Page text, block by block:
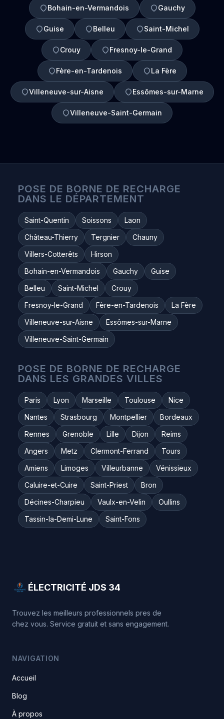
Bohain-en-Vermandois Gauchy
Guise Belleu Saint-Michel
Crouy Fresnoy-le-Grand
Fère-en-Tardenois La Fère
Villeneuve-sur-Aisne Essômes-sur-Marne
Villeneuve-Saint-Germain
POSE DE BORNE DE RECHARGE
DANS LE DÉPARTEMENT
Saint-Quentin Soissons
Laon
Château-Thierry
Tergnier
Chauny
Villers-Cotterêts
Hirson
Bohain-en-Vermandois
Gauchy
Guise
Belleu
Saint-Michel
Crouy
Fresnoy-le-Grand
Fère-en-Tardenois
La Fère
Villeneuve-sur-Aisne
Essômes-sur-Marne
Villeneuve-Saint-Germain
POSE DE BORNE DE RECHARGE
DANS LES GRANDES VILLES
Paris Lyon Marseille Toulouse
Nice
Nantes
Strasbourg Montpellier
Bordeaux
Rennes
Grenoble Lille Dijon
Reims
Angers
Metz Clermont-Ferrand
Tours
Amiens
Limoges Villeurbanne
Vénissieux
Caluire-et-Cuire
Saint-Priest
Bron
Décines-Charpieu
Vaulx-en-Velin
Oullins
Tassin-la-Demi-Lune
Saint-Fons
ÉLECTRICITÉ JDS 34
Trouvez les meilleurs professionnels pres de
chez vous. Service gratuit et sans engagement.
NAVIGATION
Accueil
Blog
À propos